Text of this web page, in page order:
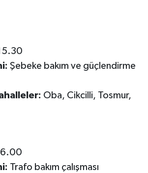
Şebeke bakım ve güçlendirme
Oba, Cikcilli, Tosmur,
Trafo bakım çalışması